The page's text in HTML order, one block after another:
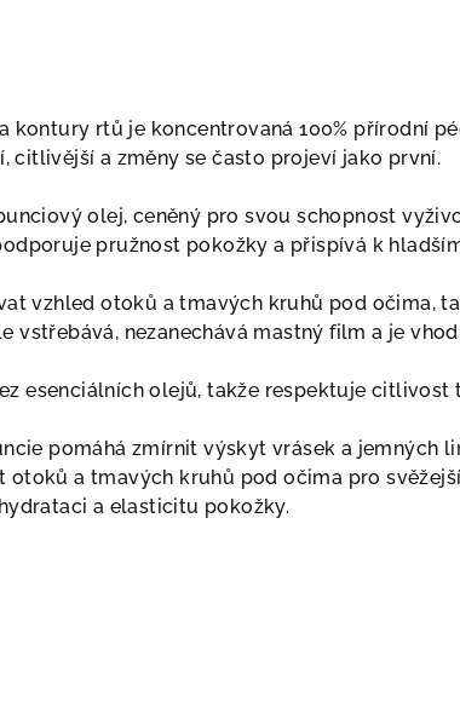
kontury rtů je koncentrovaná 100% přírodní
citlivější a změny se často projeví jako první.
olej, ceněný pro svou schopnost
pružnost pokožky a přispívá k
vzhled otoků a tmavých kruhů pod očima,
vstřebává, nezanechává mastný film a je
esenciálních olejů, takže respektuje
pomáhá zmírnit výskyt vrásek a jemných
otoků a tmavých kruhů pod očima pro
a elasticitu pokožky.